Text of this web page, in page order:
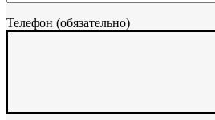
Телефон (обязательно)